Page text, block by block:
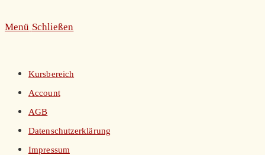
Menü Schließen
Kursbereich
Account
AGB
Datenschutzerklärung
Impressum